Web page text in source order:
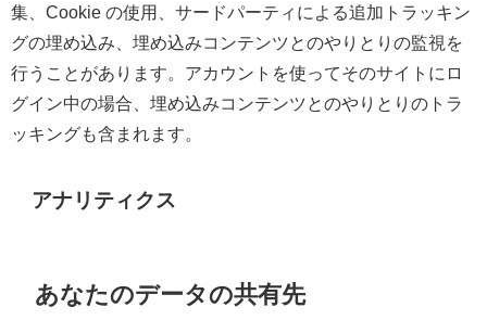
集、Cookie の使用、サードパーティによる追加トラッキン
グの埋め込み、埋め込みコンテンツとのやりとりの監視を
行うことがあります。アカウントを使ってそのサイトにロ
グイン中の場合、埋め込みコンテンツとのやりとりのトラ
ッキングも含まれます。
アナリティクス
あなたのデータの共有先